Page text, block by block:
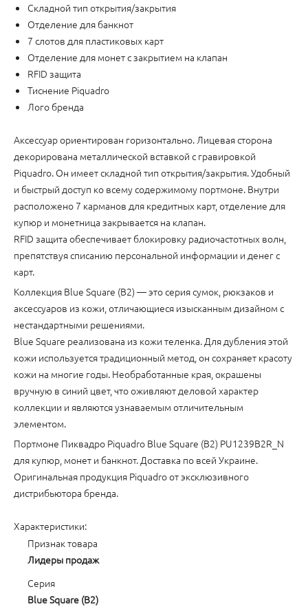
Складной тип открытия/закрытия
Отделение для банкнот
7 слотов для пластиковых карт
Отделение для монет с закрытием на клапан
RFID защита
Тиснение Piquadro
Лого бренда
Аксессуар ориентирован горизонтально. Лицевая сторона
декорирована металлической вставкой с гравировкой
Piquadro. Он имеет складной тип открытия/закрытия. Удобный
и быстрый доступ ко всему содержимому портмоне. Внутри
расположено 7 карманов для кредитных карт, отделение для
купюр и монетница закрывается на клапан.
RFID защита обеспечивает блокировку радиочастотных волн,
препятствуя списанию персональной информации и денег с
карт.
Коллекция Blue Square (B2) — это серия сумок, рюкзаков и
аксессуаров из кожи, отличающиеся изысканным дизайном с
нестандартными решениями.
Blue Square реализована из кожи теленка. Для дубления этой
кожи используется традиционный метод, он сохраняет красоту
кожи на многие годы. Необработанные края, окрашены
вручную в синий цвет, что оживляют деловой характер
коллекции и являются узнаваемым отличительным
элементом.
Портмоне Пиквадро Piquadro Blue Square (B2) PU1239B2R_N
для купюр, монет и банкнот. Доставка по всей Украине.
Оригинальная продукция Piquadro от эксклюзивного
дистрибьютора бренда.
Характеристики:
Признак товара
Лидеры продаж
Серия
Blue Square (B2)